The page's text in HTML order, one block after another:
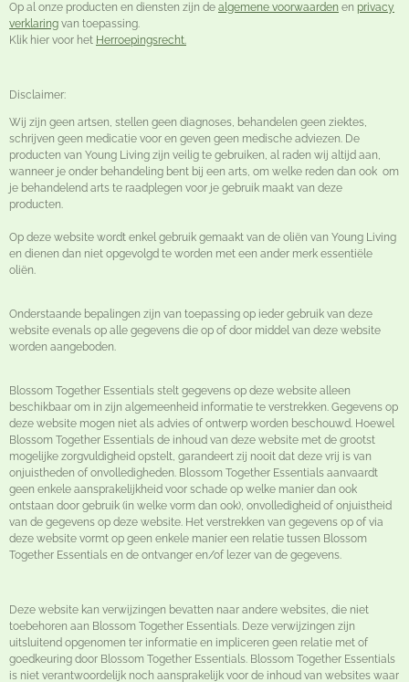
Op al onze producten en diensten zijn de algemene voorwaarden en privacy
verklaring van toepassing.
Klik hier voor het Herroepingsrecht.
Disclaimer:
Wij zijn geen artsen, stellen geen diagnoses, behandelen geen ziektes,
schrijven geen medicatie voor en geven geen medische adviezen. De
producten van Young Living zijn veilig te gebruiken, al raden wij altijd aan,
wanneer je onder behandeling bent bij een arts, om welke reden dan ook om
je behandelend arts te raadplegen voor je gebruik maakt van deze
producten.
Op deze website wordt enkel gebruik gemaakt van de oliën van Young Living
en dienen dan niet opgevolgd te worden met een ander merk essentiële
oliën.
Onderstaande bepalingen zijn van toepassing op ieder gebruik van deze
website evenals op alle gegevens die op of door middel van deze website
worden aangeboden.
Blossom Together Essentials stelt gegevens op deze website alleen
beschikbaar om in zijn algemeenheid informatie te verstrekken. Gegevens op
deze website mogen niet als advies of ontwerp worden beschouwd. Hoewel
Blossom Together Essentials de inhoud van deze website met de grootst
mogelijke zorgvuldigheid opstelt, garandeert zij nooit dat deze vrij is van
onjuistheden of onvolledigheden. Blossom Together Essentials aanvaardt
geen enkele aansprakelijkheid voor schade op welke manier dan ook
ontstaan door gebruik (in welke vorm dan ook), onvolledigheid of onjuistheid
van de gegevens op deze website. Het verstrekken van gegevens op of via
deze website vormt op geen enkele manier een relatie tussen Blossom
Together Essentials en de ontvanger en/of lezer van de gegevens.
Deze website kan verwijzingen bevatten naar andere websites, die niet
toebehoren aan Blossom Together Essentials. Deze verwijzingen zijn
uitsluitend opgenomen ter informatie en impliceren geen relatie met of
goedkeuring door Blossom Together Essentials. Blossom Together Essentials
is niet verantwoordelijk noch aansprakelijk voor de inhoud van websites waar